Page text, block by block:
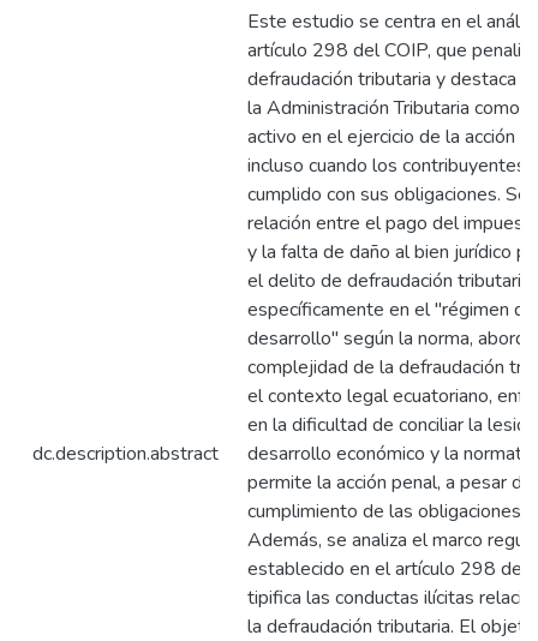
dc.description.abstract
Este estudio se centra en el
artículo 298 del COIP, que
defraudación tributaria y destaca
la Administración Tributaria como
activo en el ejercicio de la acción
incluso cuando los contribuyentes
cumplido con sus obligaciones. Se
relación entre el pago del
y la falta de daño al bien jurídico
el delito de defraudación tributaria,
específicamente en el "régimen de
desarrollo" según la norma,
complejidad de la defraudación
el contexto legal ecuatoriano,
en la dificultad de conciliar la
desarrollo económico y la
permite la acción penal, a pesar del
cumplimiento de las obligaciones
Además, se analiza el marco
establecido en el artículo 298 del
tipifica las conductas ilícitas
la defraudación tributaria. El